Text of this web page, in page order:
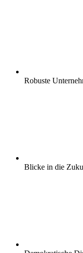
Robuste
Blicke in die